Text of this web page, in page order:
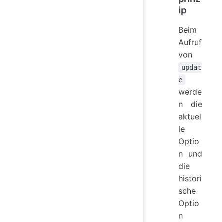
ip
Beim
Aufruf
von
updat
e
werde
n die
aktuel
le
Optio
n und
die
histori
sche
Optio
n